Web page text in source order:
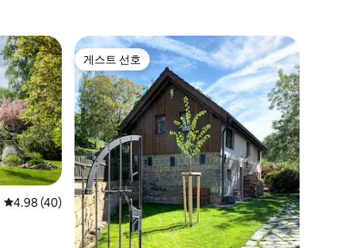
평점 4.98점(5점 만점), 후기 40개
4.98 (40)
게스트 선호
게스트 선호